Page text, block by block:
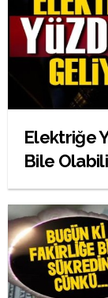
Elektriğe
Bile